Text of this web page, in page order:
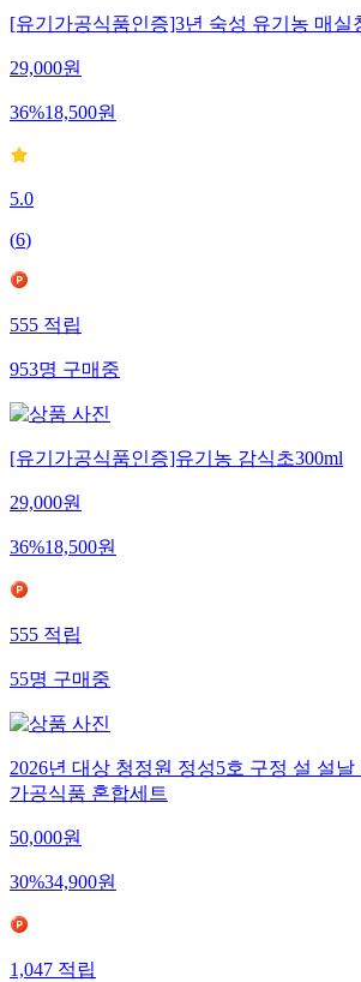
[유기가공식품인증]3년 숙성 유기농 매실
29,000원
36%18,500원
5.0
(6)
555 적립
953명 구매중
[유기가공식품인증]유기농 감식초300ml
29,000원
36%18,500원
555 적립
55명 구매중
2026년 대상 청정원 정성5호 구정 설 설
가공식품 혼합세트
50,000원
30%34,900원
1,047 적립